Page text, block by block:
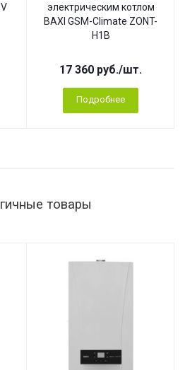
электрическим котлом
BAXI GSM-Climate ZONT-
H1B
17 360 руб./шт.
Подробнее
товары